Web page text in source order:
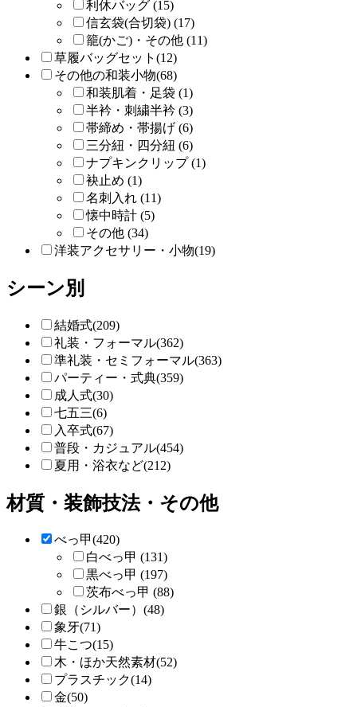
利休バッグ (15)
信玄袋(合切袋) (17)
籠(かご)・その他 (11)
草履バッグセット(12)
その他の和装小物(68)
和装肌着・足袋 (1)
半衿・刺繍半衿 (3)
帯締め・帯揚げ (6)
三分紐・四分紐 (6)
ナプキンクリップ (1)
袂止め (1)
名刺入れ (11)
懐中時計 (5)
その他 (34)
洋装アクセサリー・小物(19)
シーン別
結婚式(209)
礼装・フォーマル(362)
準礼装・セミフォーマル(363)
パーティー・式典(359)
成人式(30)
七五三(6)
入卒式(67)
普段・カジュアル(454)
夏用・浴衣など(212)
材質・装飾技法・その他
べっ甲(420)
白べっ甲 (131)
黒べっ甲 (197)
茨布べっ甲 (88)
銀（シルバー）(48)
象牙(71)
牛こつ(15)
木・ほか天然素材(52)
プラスチック(14)
金(50)